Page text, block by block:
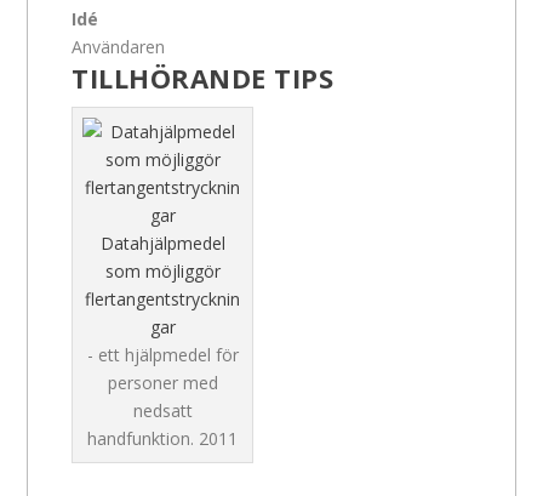
Idé
Användaren
TILLHÖRANDE TIPS
Datahjälpmedel
som möjliggör
flertangentstrycknin
gar
- ett hjälpmedel för
personer med
nedsatt
handfunktion. 2011